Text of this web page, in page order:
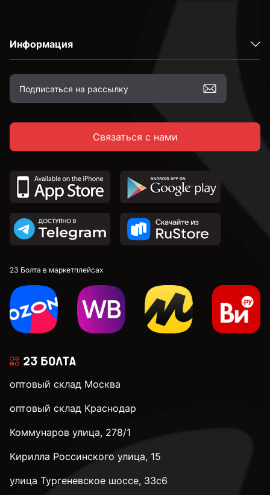
Информация
Связаться с нами
23 Болта в маркетплейсах
оптовый склад Москва
оптовый склад Краснодар
Коммунаров улица, 278/1
Кирилла Россинского улица, 15
улица Тургеневское шоссе, 33с6